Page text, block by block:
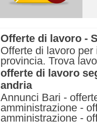
Offerte di lavoro -
Offerte di lavoro
provincia. Trova
offerte di lavoro
andria
Annunci Bari -
amministrazione -
amministrazione -